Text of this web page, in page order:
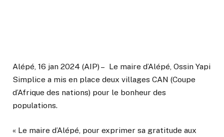
Alépé, 16 jan 2024 (AIP) – Le maire d’Alépé, Ossin Yapi
Simplice a mis en place deux villages CAN (Coupe
d’Afrique des nations) pour le bonheur des
populations.
« Le maire d’Alépé, pour exprimer sa gratitude aux